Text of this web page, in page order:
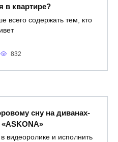
в квартире?
всего содержать тем, кто
832
сну на диванах-
«ASKONA»
видеоролике и исполнить